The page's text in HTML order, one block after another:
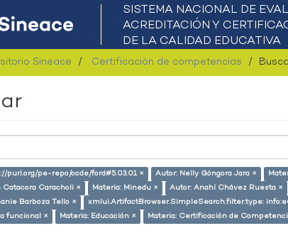
Sineace Certificación de competencias
purl.org/pe-repo/ocde/ford#5.03.01 × Autor: Nelly Góngora Jara ×
Caracholi ×
Materia: Minedu × Autor: Anahí Chávez Ruesta ×
Barboza Tello ×
xmlui.ArtifactBrowser.SimpleSearch.filter.type:
funcional ×
Materia: Educación × Materia: Certificación de